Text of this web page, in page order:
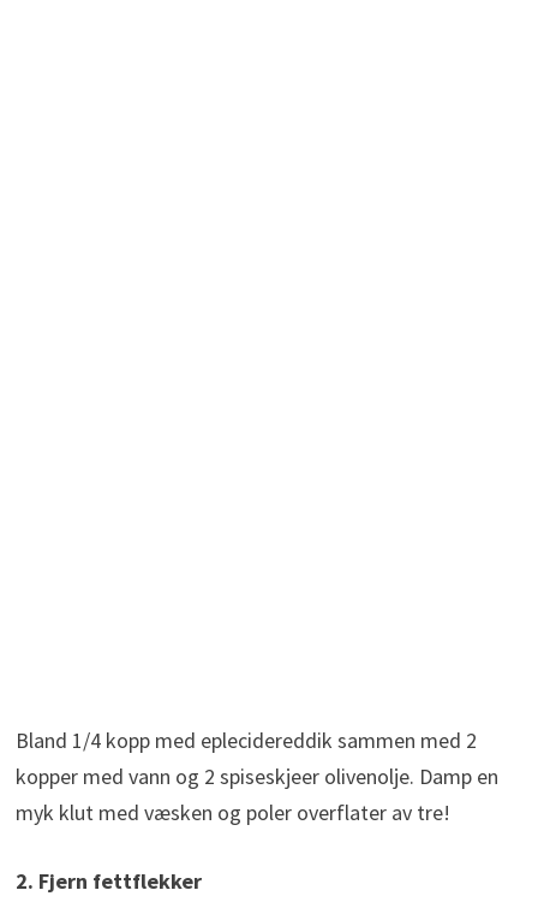
Bland 1/4 kopp med eplecidereddik sammen med 2
kopper med vann og 2 spiseskjeer olivenolje. Damp en
myk klut med væsken og poler overflater av tre!
2. Fjern fettflekker